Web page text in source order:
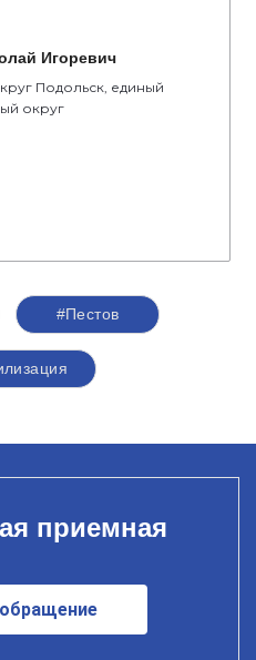
Игоревич
Подольск, единый
округ
#Пестов
приемная